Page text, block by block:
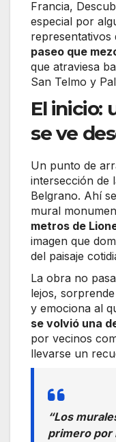
Francia,
especial por
representativos
paseo que
que atraviesa
San Telmo y
El inicio:
se ve
Un punto de
intersección de
Belgrano. Ahí
mural
metros de
imagen que
del paisaje
La obra no
lejos,
y emociona al
se volvió una
por vecinos
llevarse un
“Los
primero por